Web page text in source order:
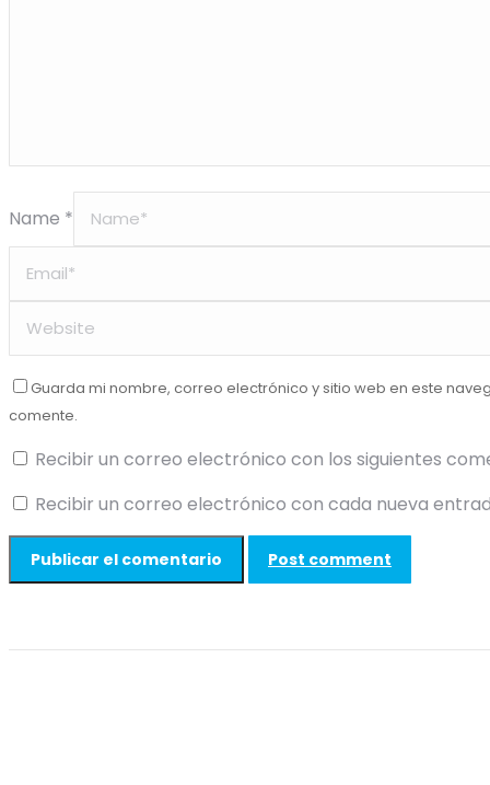
Name *
Guarda mi nombre, correo electrónico y sitio web en este
comente.
Recibir un correo electrónico con los siguientes
Recibir un correo electrónico con cada nueva
Post comment